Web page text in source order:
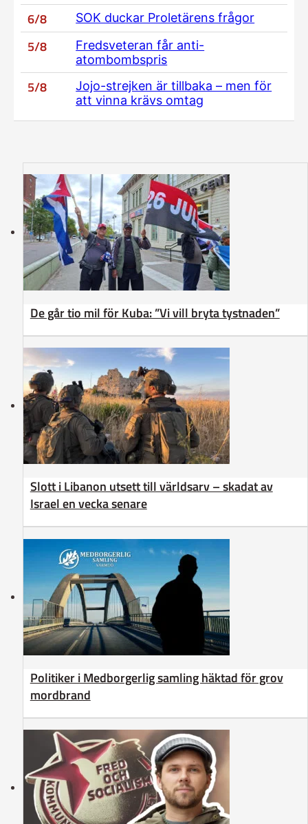
6/8 SOK duckar Proletärens frågor
5/8
Fredsveteran får anti-
atombombspris
5/8
Jojo-strejken är tillbaka – men för
att vinna krävs omtag
De går tio mil för Kuba: ”Vi vill bryta tystnaden”
Slott i Libanon utsett till världsarv – skadat av
Israel en vecka senare
Politiker i Medborgerlig samling häktad för grov
mordbrand